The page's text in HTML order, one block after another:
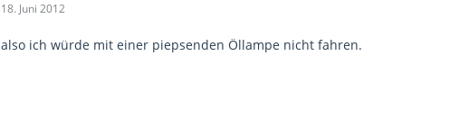
18. Juni 2012
also ich würde mit einer piepsenden Öllampe nicht fahren.